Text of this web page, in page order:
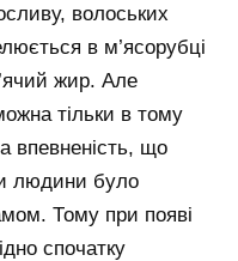
волоських
в м’ясорубці
жир. Але
тільки в тому
впевненість, що
людини було
Тому при появі
спочатку